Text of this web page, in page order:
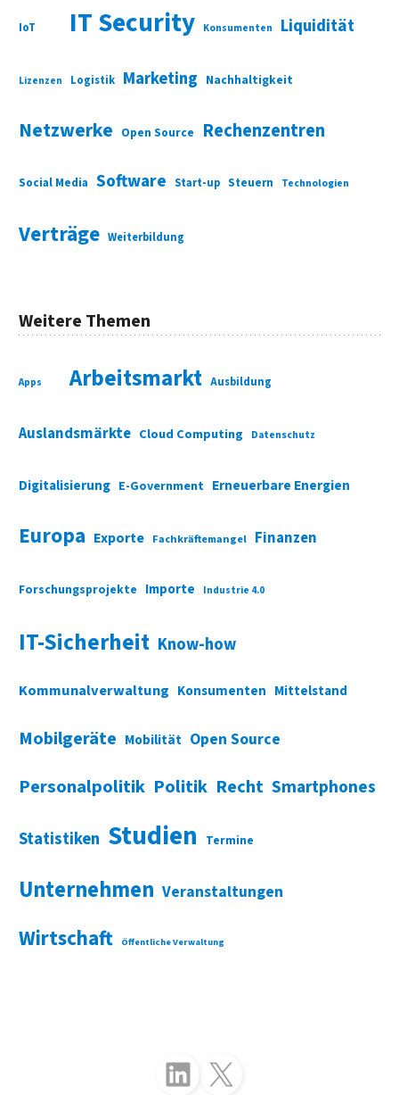
IoT IT Security Konsumenten Liquidität
Lizenzen Logistik Marketing Nachhaltigkeit
Netzwerke Open Source Rechenzentren
Social Media Software Start-up Steuern Technologien
Verträge Weiterbildung
Weitere Themen
Apps Arbeitsmarkt Ausbildung
Auslandsmärkte Cloud Computing Datenschutz
Digitalisierung E-Government Erneuerbare Energien
Europa Exporte Fachkräftemangel Finanzen
Forschungsprojekte Importe Industrie 4.0
IT-Sicherheit Know-how
Kommunalverwaltung Konsumenten Mittelstand
Mobilgeräte Mobilität Open Source
Personalpolitik Politik Recht Smartphones
Statistiken Studien Termine
Unternehmen Veranstaltungen
Wirtschaft Öffentliche Verwaltung
Folgen Sie uns auf LinkedInFolgen Sie uns auf X (Twitter)